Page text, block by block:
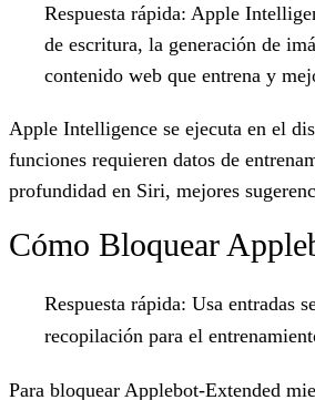
Respuesta rápida: Apple
de escritura, la generación de
contenido web que entrena y
Apple Intelligence se ejecuta en el
funciones requieren datos de
profundidad en Siri, mejores
Cómo Bloquear
Respuesta rápida: Usa entradas
recopilación para el
Para bloquear Applebot-Extended